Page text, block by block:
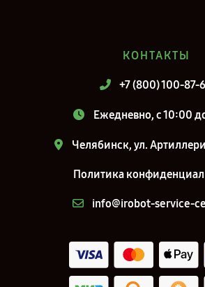
КОНТАКТЫ
+7 (800) 100-87-
Ежедневно, с 10:00
Челябинск, ул.
Политика
info@irobot-service-